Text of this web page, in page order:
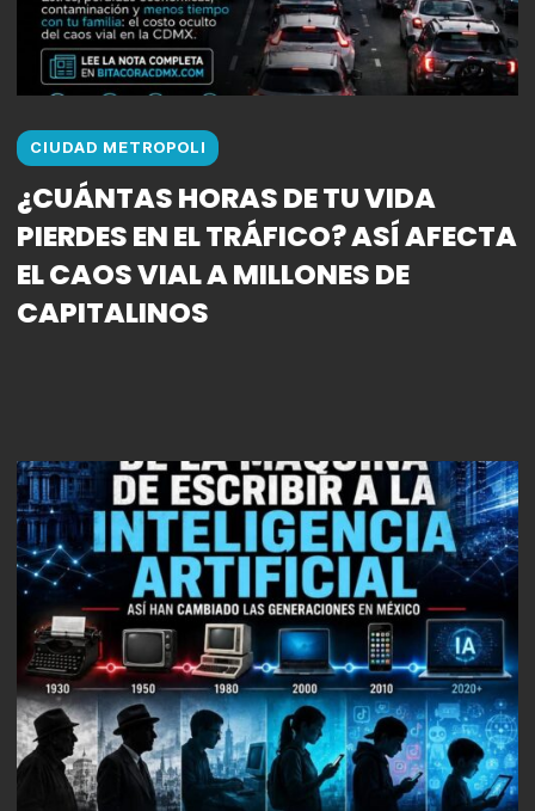
CIUDAD METROPOLI
¿CUÁNTAS HORAS DE TU VIDA
PIERDES EN EL TRÁFICO? ASÍ AFECTA
EL CAOS VIAL A MILLONES DE
CAPITALINOS